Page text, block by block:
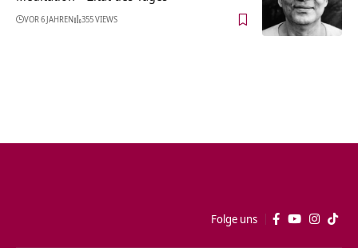
VOR 6 JAHREN 355 VIEWS
Folge uns